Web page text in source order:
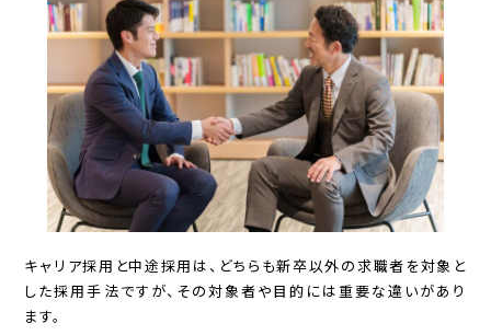
キャリア採用と中途採用は、どちらも新卒以外の求職者を対象と
した採用手法ですが、その対象者や目的には重要な違いがあり
ます。